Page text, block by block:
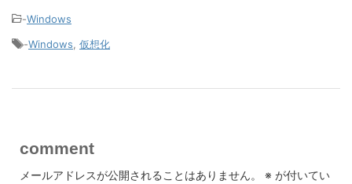
-Windows
-Windows 仮想化
comment
メールアドレスが公開されることはありません。 ※ が付いてい